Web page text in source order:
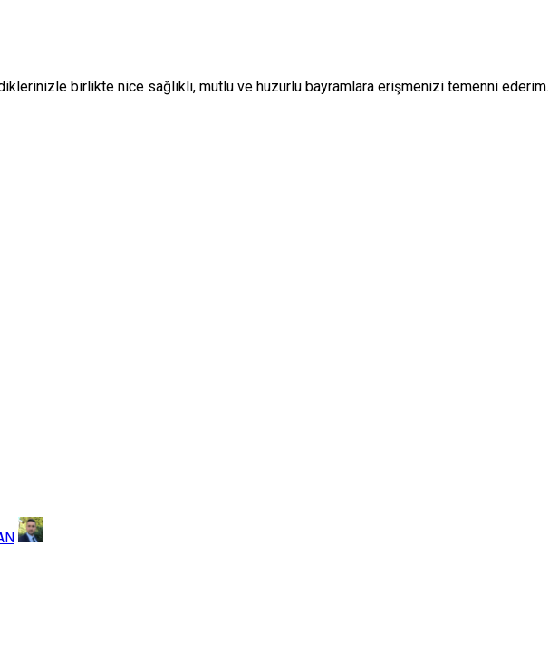
birlikte nice sağlıklı, mutlu ve huzurlu bayramlara erişmenizi temenni ederim.